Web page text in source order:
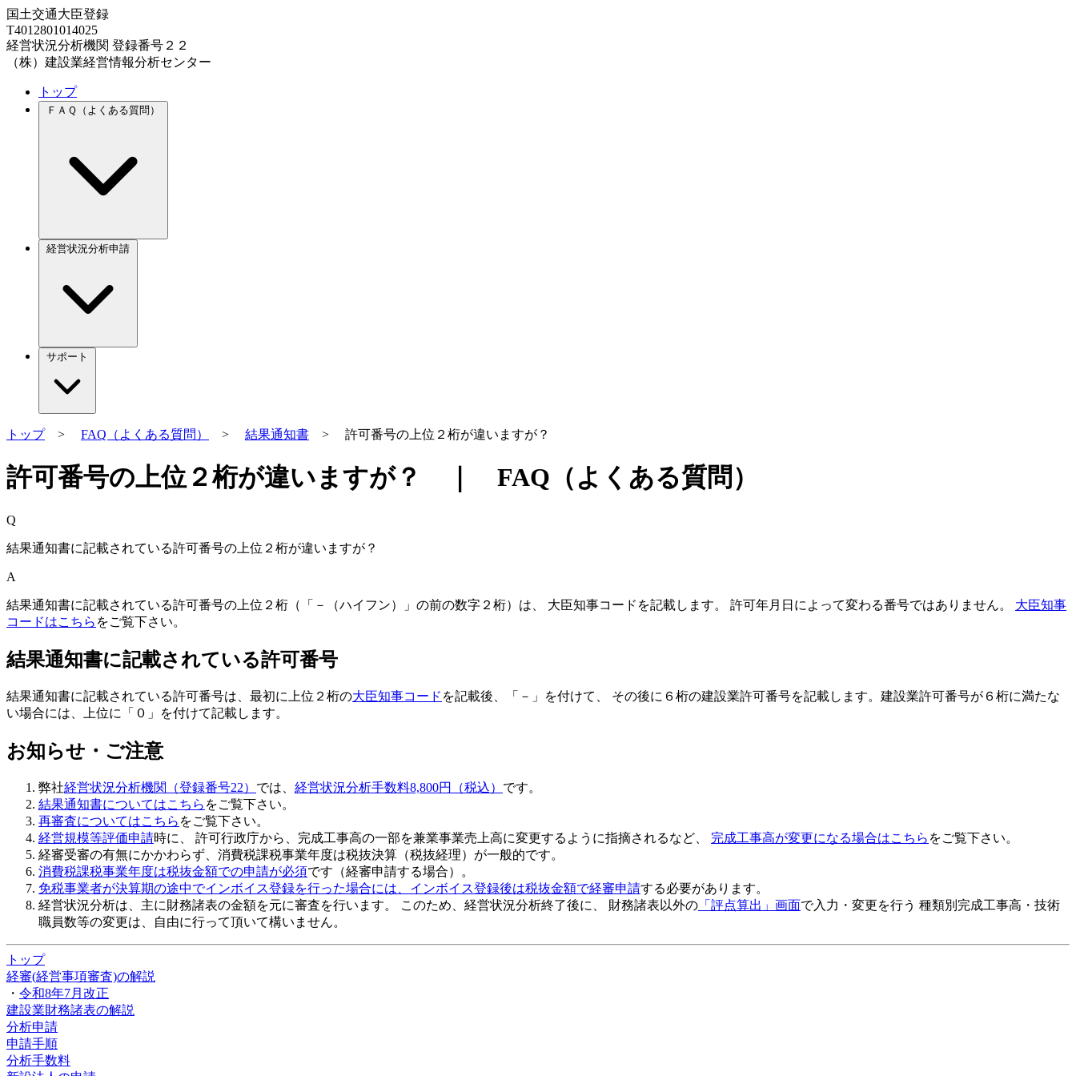
国土交通大臣登録
T4012801014025
経営状況分析機関 登録番号２２
（株）建設業経営情報分析センター
トップ
ＦＡＱ（よくある質問）
経営状況分析申請
サポート
トップ> FAQ（よくある質問） > 結果通知書 > 許可番号の上位２桁が違いますが？
許可番号の上位２桁が違いますが？ ｜ FAQ（よくある質問）
Q
結果通知書に記載されている許可番号の上位２桁が違いますが？
A
結果通知書に記載されている許可番号の上位２桁（「－（ハイフン）」の前の数字２桁）は、 大臣知事コード を記載します。 許可年月日によって変わる番号ではありません。 大臣知事
コードはこちら をご覧下さい。
結果通知書に記載されている許可番号
結果通知書に記載されている許可番号は、最初に上位２桁の大臣知事コード を記載後、「－」を付けて、 その後に６桁の建設業許可番号を記載します。建設業許可番号が６桁に満たな
い場合には、上位に「０」を付けて記載します。
お知らせ・ご注意
弊社経営状況分析機関（登録番号22） では、 経営状況分析手数料8,800円（税込） です。
結果通知書についてはこちら をご覧下さい。
再審査についてはこちら をご覧下さい。
経営規模等評価申請時に、 許可行政庁から、完成工事高の一部を兼業事業売上高に変更するように指摘されるなど、 完成工事高が変更になる場合はこちら をご覧下さい。
経審受審の有無にかかわらず、 消費税課税事業年度は税抜決算（税抜経理） が一般的です。
消費税課税事業年度は税抜金額での申請が必須です（経審申請する場合）。
免税事業者が決算期の途中でインボイス登録を行った場合には、インボイス登録後は税抜金額で経審申請する必要があります。
経営状況分析は、主に財務諸表の金額を元に審査を行います。 このため、 経営状況分析終了後に、 財務諸表以外の 「評点算出」画面で入力・変更を行う 種類別完成工事高・技術
職員数等の変更は、自由に行って頂いて構いません。
トップ
経審(経営事項審査)の解説
・ 令和8年7月改正
建設業財務諸表の解説
分析申請
申請手順
分析手数料